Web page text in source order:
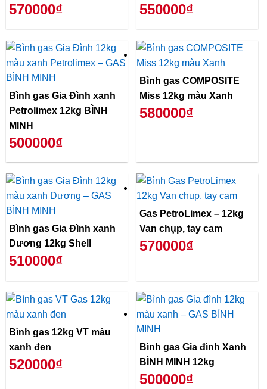
570000₫ 550000₫
Bình gas Gia Đình xanh
Petrolimex 12kg BÌNH
MINH
500000₫
Bình gas COMPOSITE
Miss 12kg màu Xanh
580000₫
Bình gas Gia Đình xanh
Dương 12kg Shell
510000₫
Gas PetroLimex – 12kg
Van chụp, tay cam
570000₫
Bình gas 12kg VT màu
xanh đen
520000₫
Bình gas Gia đình Xanh
BÌNH MINH 12kg
500000₫